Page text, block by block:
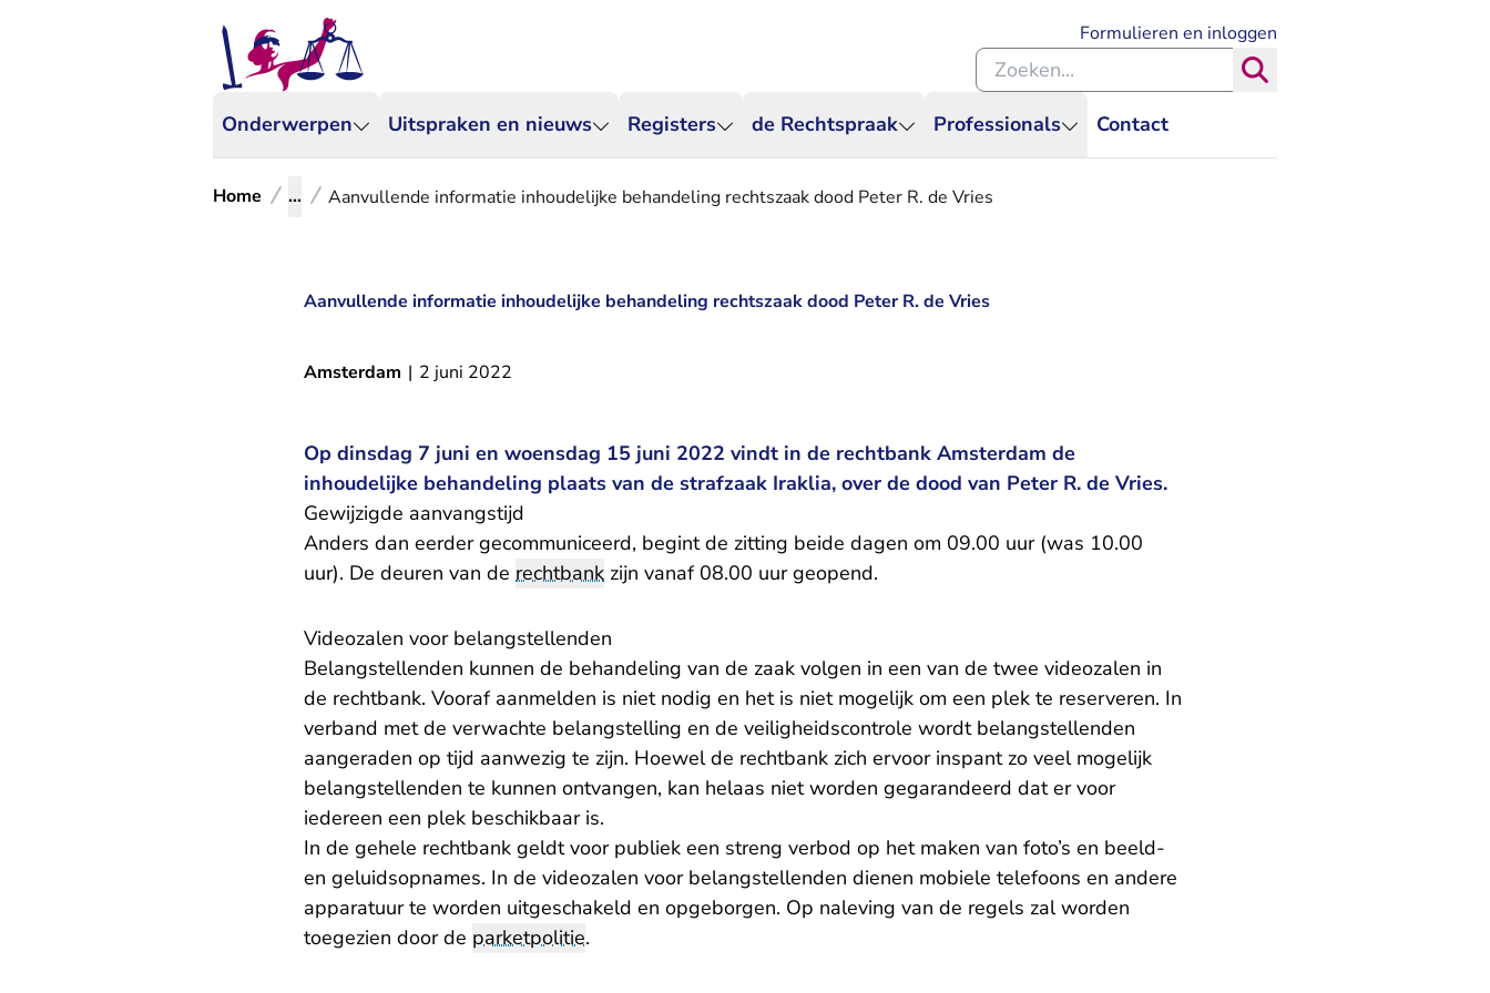
Onderwerpen Uitspraken en nieuws Registers de Rechtspraak Professionals Contact
Formulieren en inloggen
Zoeken binnen de Rechtspraak
Home ... Aanvullende informatie inhoudelijke behandeling rechtszaak dood Peter R. de Vries
Aanvullende informatie inhoudelijke behandeling rechtszaak dood Peter R. de Vries
Amsterdam | 2 juni 2022
Op dinsdag 7 juni en woensdag 15 juni 2022 vindt in de rechtbank Amsterdam de
inhoudelijke behandeling plaats van de strafzaak Iraklia, over de dood van Peter R. de Vries.
Gewijzigde aanvangstijd
Anders dan eerder gecommuniceerd, begint de zitting beide dagen om 09.00 uur (was 10.00
uur). De deuren van de rechtbank zijn vanaf 08.00 uur geopend.
Videozalen voor belangstellenden
Belangstellenden kunnen de behandeling van de zaak volgen in een van de twee videozalen in
de rechtbank. Vooraf aanmelden is niet nodig en het is niet mogelijk om een plek te reserveren. In
verband met de verwachte belangstelling en de veiligheidscontrole wordt belangstellenden
aangeraden op tijd aanwezig te zijn. Hoewel de rechtbank zich ervoor inspant zo veel mogelijk
belangstellenden te kunnen ontvangen, kan helaas niet worden gegarandeerd dat er voor
iedereen een plek beschikbaar is.
In de gehele rechtbank geldt voor publiek een streng verbod op het maken van foto’s en beeld-
en geluidsopnames. In de videozalen voor belangstellenden dienen mobiele telefoons en andere
apparatuur te worden uitgeschakeld en opgeborgen. Op naleving van de regels zal worden
toegezien door de parketpolitie.